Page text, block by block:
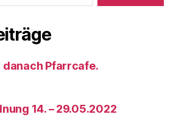
Pfarrcafe.
14. – 29.05.2022